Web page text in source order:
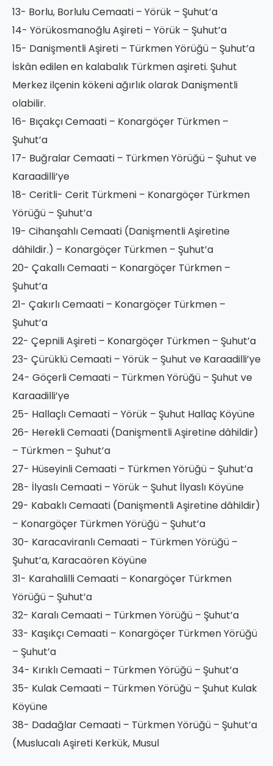
13- Borlu, Borlulu Cemaati – Yörük – Şuhut’a
14- Yörükosmanoğlu Aşireti – Yörük – Şuhut’a
15- Danişmentli Aşireti – Türkmen Yörüğü – Şuhut’a
İskân edilen en kalabalık Türkmen aşireti. Şuhut
Merkez ilçenin kökeni ağırlık olarak Danişmentli
olabilir.
16- Bıçakçı Cemaati – Konargöçer Türkmen –
Şuhut’a
17- Buğralar Cemaati – Türkmen Yörüğü – Şuhut ve
Karaadilli’ye
18- Ceritli- Cerit Türkmeni – Konargöçer Türkmen
Yörüğü – Şuhut’a
19- Cihanşahlı Cemaati (Danişmentli Aşiretine
dâhildir.) – Konargöçer Türkmen – Şuhut’a
20- Çakallı Cemaati – Konargöçer Türkmen –
Şuhut’a
21- Çakırlı Cemaati – Konargöçer Türkmen –
Şuhut’a
22- Çepnili Aşireti – Konargöçer Türkmen – Şuhut’a
23- Çürüklü Cemaati – Yörük – Şuhut ve Karaadilli’ye
24- Göçerli Cemaati – Türkmen Yörüğü – Şuhut ve
Karaadilli’ye
25- Hallaçlı Cemaati – Yörük – Şuhut Hallaç Köyüne
26- Herekli Cemaati (Danişmentli Aşiretine dâhildir)
– Türkmen – Şuhut’a
27- Hüseyinli Cemaati – Türkmen Yörüğü – Şuhut’a
28- İlyaslı Cemaati – Yörük – Şuhut İlyaslı Köyüne
29- Kabaklı Cemaati (Danişmentli Aşiretine dâhildir)
– Konargöçer Türkmen Yörüğü – Şuhut’a
30- Karacaviranlı Cemaati – Türkmen Yörüğü –
Şuhut’a, Karacaören Köyüne
31- Karahalilli Cemaati – Konargöçer Türkmen
Yörüğü – Şuhut’a
32- Karalı Cemaati – Türkmen Yörüğü – Şuhut’a
33- Kaşıkçı Cemaati – Konargöçer Türkmen Yörüğü
– Şuhut’a
34- Kırıklı Cemaati – Türkmen Yörüğü – Şuhut’a
35- Kulak Cemaati – Türkmen Yörüğü – Şuhut Kulak
Köyüne
38- Dadağlar Cemaati – Türkmen Yörüğü – Şuhut’a
(Muslucalı Aşireti Kerkük, Musul